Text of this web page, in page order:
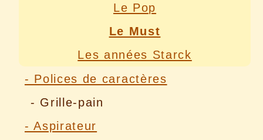
Le Pop
Le Must
Les années Starck
- Polices de caractères
- Grille-pain
- Aspirateur